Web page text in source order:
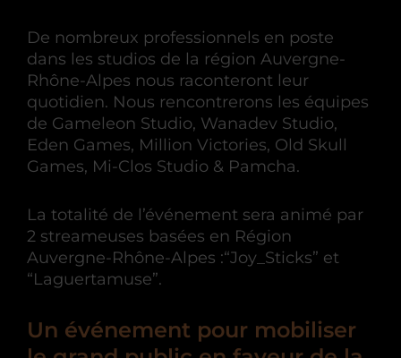
De nombreux professionnels en poste
dans les studios de la région Auvergne-
Rhône-Alpes nous raconteront leur
quotidien. Nous rencontrerons les équipes
de Gameleon Studio, Wanadev Studio,
Eden Games, Million Victories, Old Skull
Games, Mi-Clos Studio & Pamcha.
La totalité de l’événement sera animé par
2 streameuses basées en Région
Auvergne-Rhône-Alpes :“Joy_Sticks” et
“Laguertamuse”.
Un événement pour mobiliser